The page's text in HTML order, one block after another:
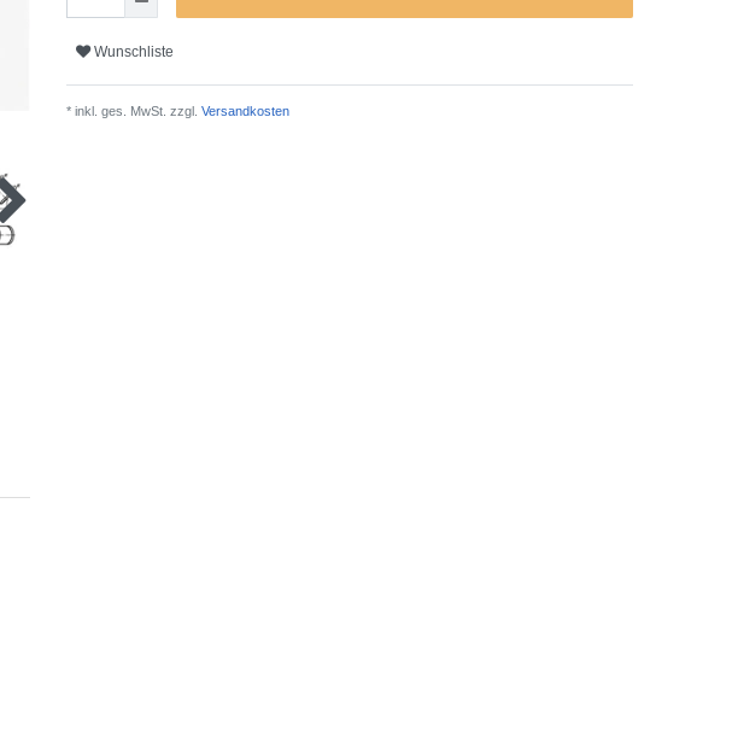
Wunschliste
* inkl. ges. MwSt. zzgl. Versandkosten